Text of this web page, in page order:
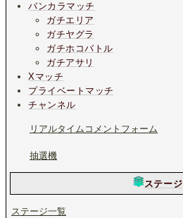
バンカラマッチ
ガチエリア
ガチヤグラ
ガチホコバトル
ガチアサリ
Xマッチ
プライベートマッチ
チャンネル
リアルタイムコメントフォーム
抽選機
ステージ
ステージ一覧